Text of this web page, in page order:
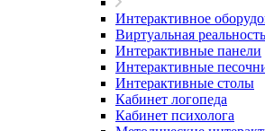
Интерактивное
Виртуальная реальность
Интерактивные панели
Интерактивные
Интерактивные столы
Кабинет логопеда
Кабинет психолога